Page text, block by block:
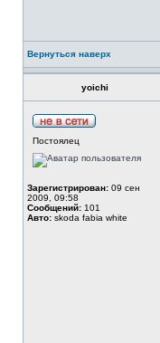
Вернуться наверх
yoichi
Постоялец
Зарегистрирован: 09 сен
2009, 09:58
Сообщений: 101
Авто: skoda fabia white